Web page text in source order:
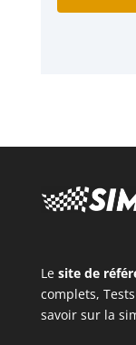
Le site de
complets,
savoir sur la